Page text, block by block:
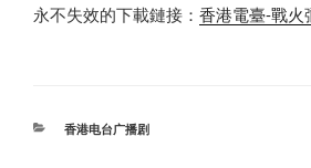
永不失效的下載鏈接： 香港電臺-戰火
分
香港电台广播剧